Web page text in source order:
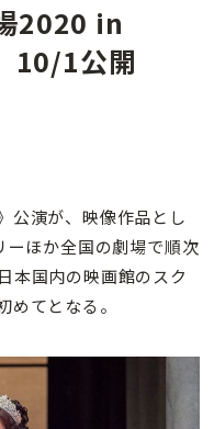
2020 in
10/1公開
公演が、映像作品とし
ーほか全国の劇場で順次
本国内の映画館のスク
めてとなる。